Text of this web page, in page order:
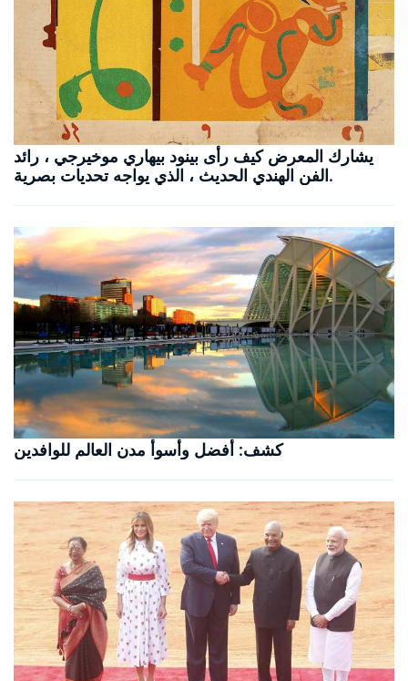
يشارك المعرض كيف رأى بينود بيهاري موخيرجي ، رائد
الفن الهندي الحديث ، الذي يواجه تحديات بصرية.
كشف: أفضل وأسوأ مدن العالم للوافدين